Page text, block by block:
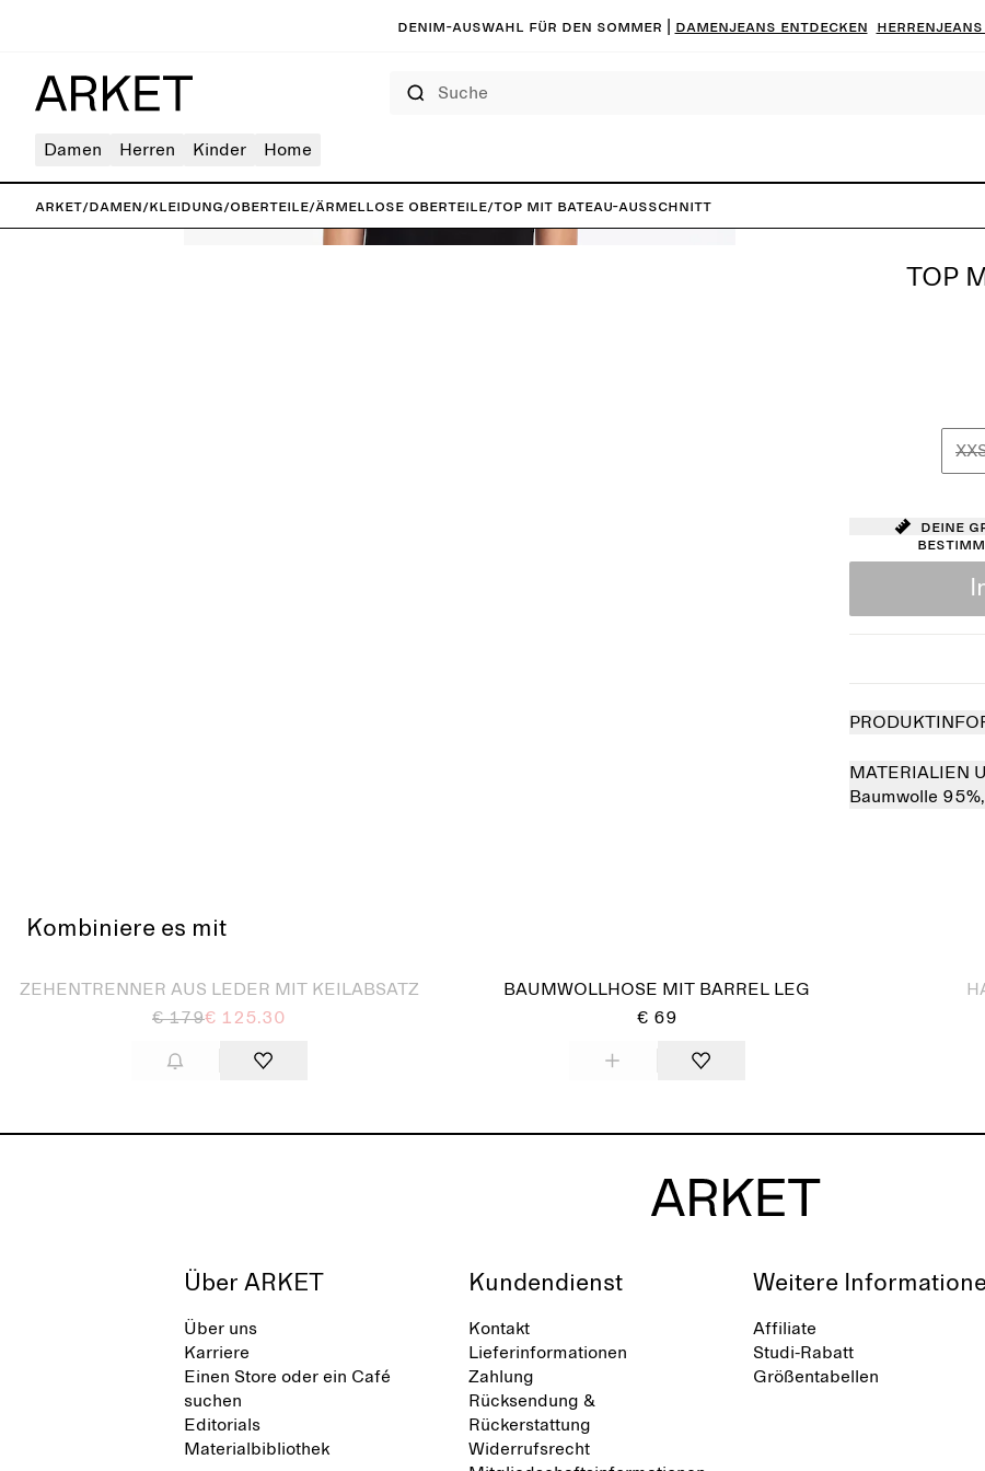
Denim-Auswahl für den Sommer | Damenjeans entdecken
Damen Herren Kinder Home
ARKET/Damen/Kleidung/Oberteile/Ärmellose Oberteile/Top mit Bateau-Ausschnitt
TOP
Deine
MATERIALIEN
Baumwolle 95%,
Kombiniere es mit
Ausverkauft
ZEHENTRENNER AUS LEDER MIT KEILABSATZ
€ 179€ 125.30
BAUMWOLLHOSE MIT BARREL LEG
€ 69
Über ARKET
Über uns
Karriere
Einen Store oder ein Café
suchen
Editorials
Materialbibliothek
Kundendienst
Kontakt
Lieferinformationen
Zahlung
Rücksendung &
Rückerstattung
Widerrufsrecht
Weitere
Affiliate
Studi-Rabatt
Größentabellen